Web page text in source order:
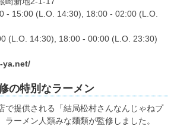
- 15:00 (L.O. 14:30), 18:00 - 02:00 (L.O.
(L.O. 14:30), 18:00 - 00:00 (L.O. 23:30)
ya.net/
の特別なラーメン
で提供される「結局松村さんなんじゃねプ
ラーメン人類みな麺類が監修しました。